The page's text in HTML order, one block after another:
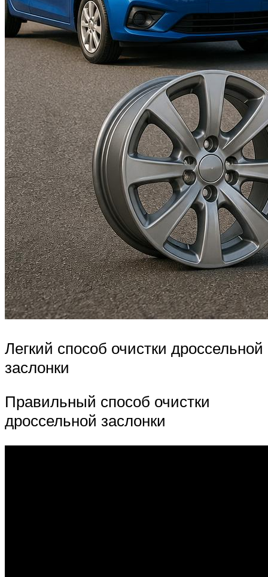
Легкий способ очистки дроссельной
заслонки
Правильный способ очистки
дроссельной заслонки